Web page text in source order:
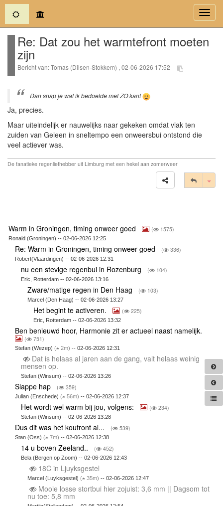
(current)
Re: Dat zou het warmtefront moeten
zijn
Bericht van: Tomas (Dilsen-Stokkem) , 02-06-2026 17:52
Dan snap je wat ik bedoelde met ZO kant
Ja, precies.
Maar uiteindelijk er nauwelijks naar gekeken omdat vlak ten
zuiden van Geleen in sneltempo een onweersbui ontstond die
veel actiever was.
De fanatieke regenliefhebber uit Limburg met een hekel aan zomerweer
Warm in Groningen, timing onweer goed ( 1575)
Ronald (Groningen) -- 02-06-2026 12:25
Re: Warm in Groningen, timing onweer goed ( 336)
Robert(Vlaardingen) -- 02-06-2026 12:31
nu een stevige regenbui in Rozenburg ( 104)
Eric, Rotterdam -- 02-06-2026 13:16
Zware/matige regen in Den Haag ( 103)
Marcel (Den Haag) -- 02-06-2026 13:27
Het begint te activeren. ( 225)
Eric, Rotterdam -- 02-06-2026 13:32
Ben benieuwd hoor, Harmonie zit er actueel naast namelijk.
( 751)
Stefan (Wezep) ( 2m) -- 02-06-2026 12:31
Dat is helaas al jaren aan de gang, valt helaas weinig
mensen op.
Stefan (Winsum) -- 02-06-2026 13:26
Slappe hap ( 359)
Julian (Enschede) ( 56m) -- 02-06-2026 12:37
Het wordt wel warm bij jou, volgens: ( 234)
Stefan (Winsum) -- 02-06-2026 13:28
Dus dit was het koufront al... ( 539)
Stan (Oss) ( 7m) -- 02-06-2026 12:38
14 u boven Zeeland.. ( 452)
Bela (Bergen op Zoom) -- 02-06-2026 12:43
18C in Ljuyksgestel
Marcel (Luyksgestel) ( 35m) -- 02-06-2026 12:47
Mooie losse stortbui hier zojuist: 3,6 mm || Dagsom tot
nu toe: 5,8 mm